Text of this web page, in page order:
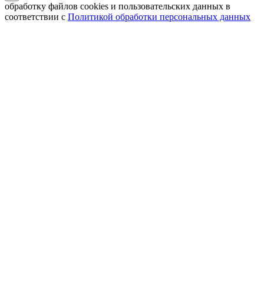
обработку файлов cookies и пользовательских данных в
соответствии с Политикой обработки персональных данных